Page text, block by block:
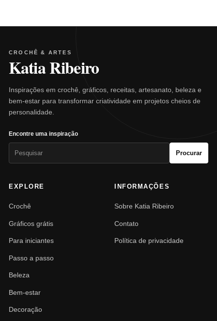
CROCHÊ & ARTES
Katia Ribeiro
Inspirações em crochê, gráficos, receitas, artesanato, beleza e
bem-estar para transformar criatividade em projetos cheios de
personalidade.
Encontre uma inspiração
Procurar
EXPLORE
Crochê
Gráficos grátis
Para iniciantes
Passo a passo
Beleza
Bem-estar
Decoração
INFORMAÇÕES
Sobre Katia Ribeiro
Contato
Política de privacidade